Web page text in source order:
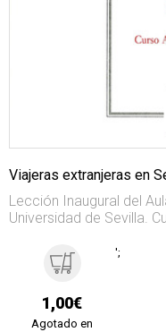
Viajeras extranjeras en
Lección Inaugural del
Universidad de Sevilla.
1,00€
Agotado en
';